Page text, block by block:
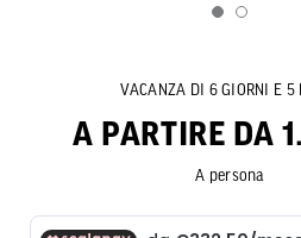
VACANZA DI 6 GIORNI E 5
A PARTIRE DA
A persona